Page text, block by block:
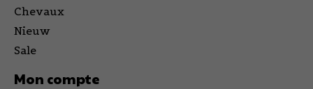
Chevaux
Nieuw
Sale
Mon compte